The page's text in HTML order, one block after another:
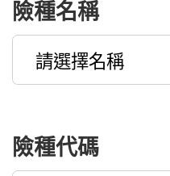
險種名稱
險種代碼